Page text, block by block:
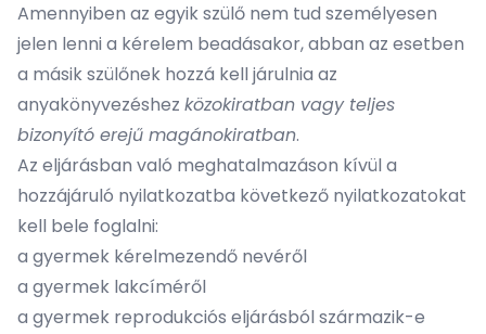
Amennyiben az egyik szülő nem tud személyesen
jelen lenni a kérelem beadásakor, abban az esetben
a másik szülőnek hozzá kell járulnia az
anyakönyvezéshez közokiratban vagy teljes
bizonyító erejű magánokiratban.
Az eljárásban való meghatalmazáson kívül a
hozzájáruló nyilatkozatba következő nyilatkozatokat
kell bele foglalni:
a gyermek kérelmezendő nevéről
a gyermek lakcíméről
a gyermek reprodukciós eljárásból származik-e